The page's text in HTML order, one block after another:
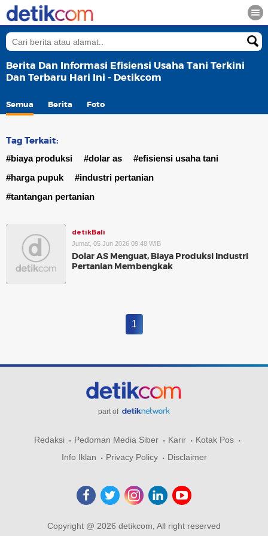
Berita Dan Informasi Efisiensi Usaha Tani Terkini
Dan Terbaru Hari Ini - Detikcom
Semua Berita Foto
Tag Terkait:
#biaya produksi #dolar as
#efisiensi usaha tani
#harga pupuk
#industri pertanian
#tantangan pertanian
detikBali
Jumat, 05 Jun 2026 09:48 WIB
Dolar AS Menguat, Biaya Produksi Industri
Pertanian Membengkak
1
part of
Redaksi Pedoman Media Siber Karir
Kotak Pos
Info Iklan
Privacy Policy Disclaimer
Copyright @ 2026 detikcom, All right reserved